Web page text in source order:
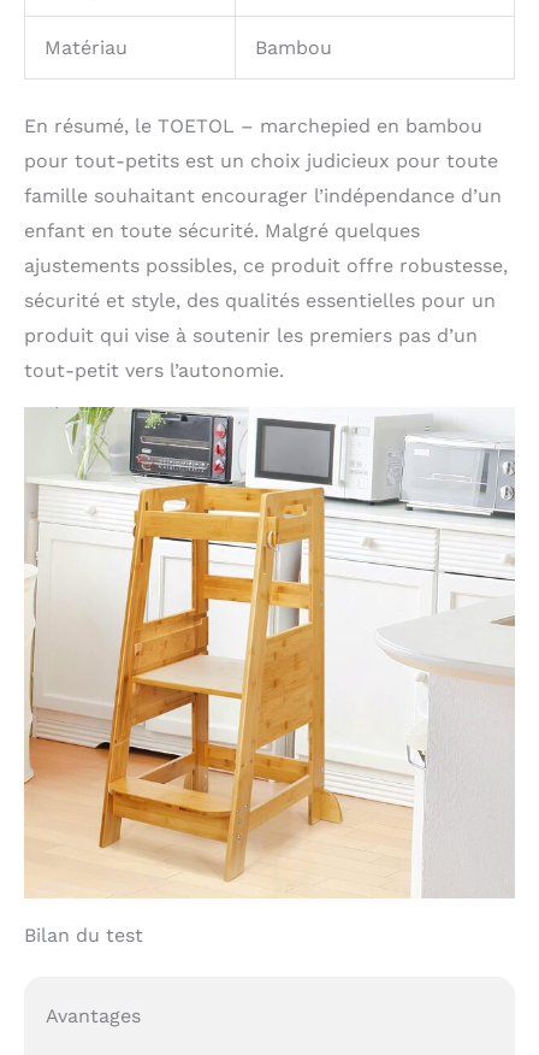
Matériau Bambou
En résumé, le TOETOL – marchepied en bambou
pour tout-petits est un choix judicieux pour toute
famille souhaitant encourager l’indépendance d’un
enfant en toute sécurité. Malgré quelques
ajustements possibles, ce produit offre robustesse,
sécurité et style, des qualités essentielles pour un
produit qui vise à soutenir les premiers pas d’un
tout-petit vers l’autonomie.
Bilan du test
Avantages